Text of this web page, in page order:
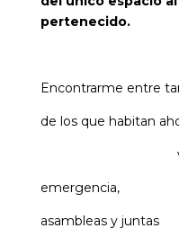
pertenecido.
Encontrarme entre
de los que habitan
emergencia,
asambleas y juntas